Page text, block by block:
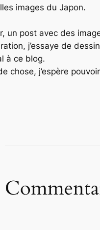
images du Japon.
un post avec des
j’essaye de
à ce blog.
chose, j’espère